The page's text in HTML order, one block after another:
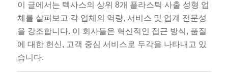
이 글에서는 텍사스의 상위 8개 플라스틱 사출 성형 업
체를 살펴보고 각 업체의 역량, 서비스 및 업계 전문성
을 강조합니다. 이 회사들은 혁신적인 접근 방식, 품질
에 대한 헌신, 고객 중심 서비스로 두각을 나타내고 있
습니다.